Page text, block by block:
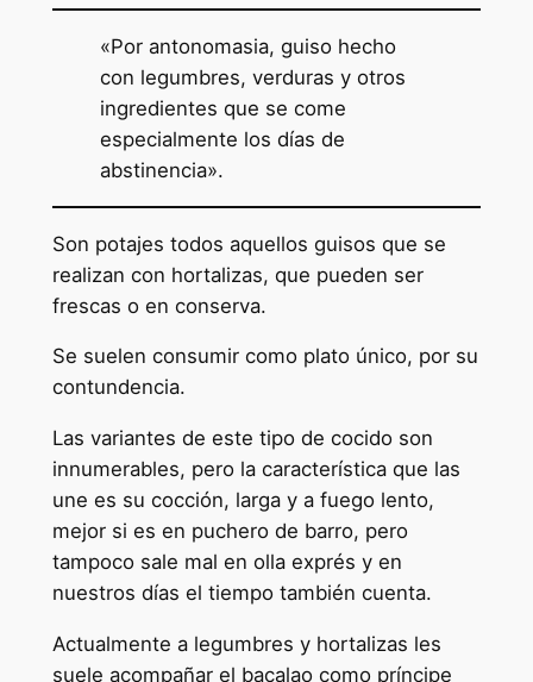
«Por antonomasia, guiso hecho
con legumbres, verduras y otros
ingredientes que se come
especialmente los días de
abstinencia».
Son potajes todos aquellos guisos que se
realizan con hortalizas, que pueden ser
frescas o en conserva.
Se suelen consumir como plato único, por su
contundencia.
Las variantes de este tipo de cocido son
innumerables, pero la característica que las
une es su cocción, larga y a fuego lento,
mejor si es en puchero de barro, pero
tampoco sale mal en olla exprés y en
nuestros días el tiempo también cuenta.
Actualmente a legumbres y hortalizas les
suele acompañar el bacalao como príncipe